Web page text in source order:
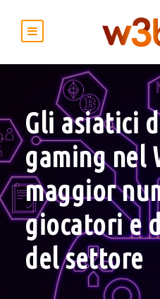
Gli asiatici
gaming nel
maggior
giocatori e
del settore